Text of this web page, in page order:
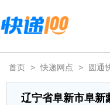
首页 > 快递网点 > 圆通
辽宁省阜新市阜新